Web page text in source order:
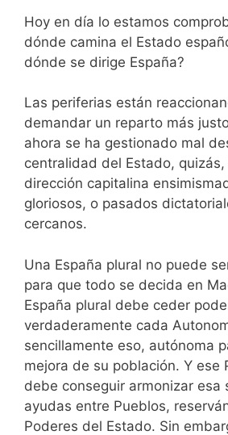
Hoy en día lo estamos
dónde camina el Estado
dónde se dirige España?
Las periferias están
demandar un reparto más
ahora se ha gestionado mal
centralidad del Estado,
dirección capitalina
gloriosos, o pasados
cercanos.
Una España plural no puede
para que todo se decida en
España plural debe ceder
verdaderamente cada
sencillamente eso, autónoma
mejora de su población. Y ese
debe conseguir armonizar esa
ayudas entre Pueblos,
Poderes del Estado. Sin